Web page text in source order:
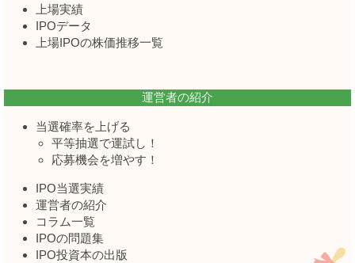
上場実績
IPOデータ
上場IPOの株価推移一覧
運営者の紹介
当選確率を上げる
平等抽選で運試し！
応募機会を増やす！
IPO当選実績
運営者の紹介
コラム一覧
IPOの問題集
IPO投資本の出版